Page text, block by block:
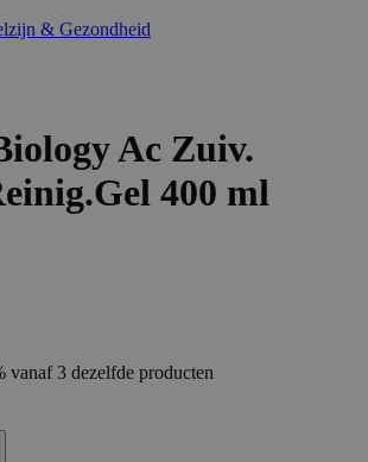
& Gezondheid
Ac Zuiv.
400 ml
vanaf 3 dezelfde producten